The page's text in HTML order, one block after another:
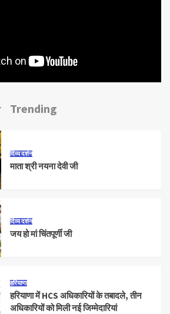
Trending
दिव्य दर्शन
माता श्री नयना देवी जी
दिव्य दर्शन
जय हो मां चिंतपूर्णी जी
हरियाणा
हरियाणा में HCS अधिकारियों के तबादले, तीन
अधिकारियों को मिली नई जिम्मेदारियां